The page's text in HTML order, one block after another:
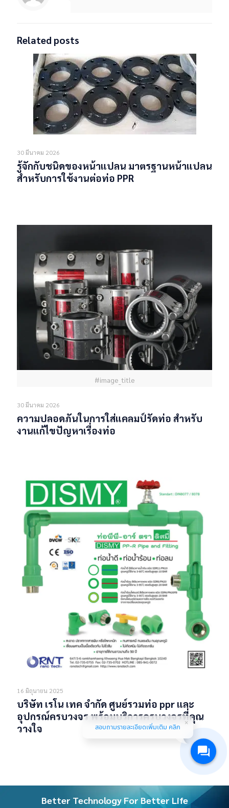
Related posts
30 มีนาคม 2026
รู้จักกับชนิดของหน้าแปลน มาตรฐานหน้าแปลน
สำหรับการใช้งานต่อท่อ PPR
#image_title
30 มีนาคม 2026
ความปลอดภันในการใส่แคลมป์รัดท่อ สำหรับ
งานแก้ไขปัญหาเรื่องท่อ
16 มิถุนายน 2025
บริษัท เรโน เทค จำกัด ศูนย์รวมท่อ ppr และ
อุปกรณ์ครบวงจร พร้อมบริการครบวงจรที่คุณ
วางใจ
Better Technology For Better Life
สอบถามรายละเอียดเพิ่มเติม คลิก